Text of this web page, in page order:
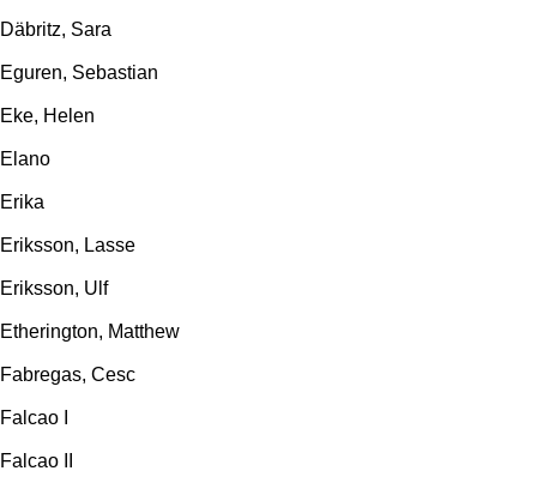
Däbritz, Sara
Eguren, Sebastian
Eke, Helen
Elano
Erika
Eriksson, Lasse
Eriksson, Ulf
Etherington, Matthew
Fabregas, Cesc
Falcao I
Falcao II